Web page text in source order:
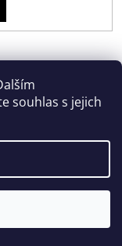
souhlas s jejich
práva vyhrazena.